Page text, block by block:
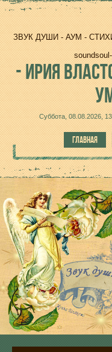
ЗВУК ДУШИ - АУМ -
-ИРИЯ
Суббота, 08.08.2026,
ГЛАВНАЯ